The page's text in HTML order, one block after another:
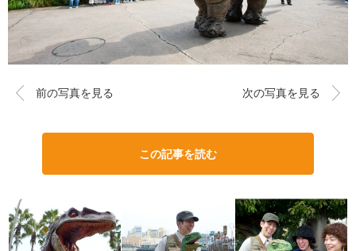
前の写真を見る 次の写真を見る
この記事を読む